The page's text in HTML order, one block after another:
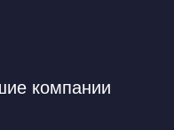
компании